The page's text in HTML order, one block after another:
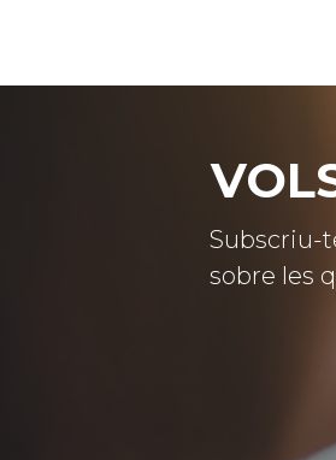
Subscriu-
sobre les